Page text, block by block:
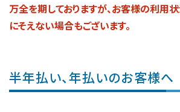
万全を期しておりますが、お客様の利用
にそえない場合もございます。
半年払い、年払いのお客様へ